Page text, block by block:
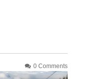
0 Comments